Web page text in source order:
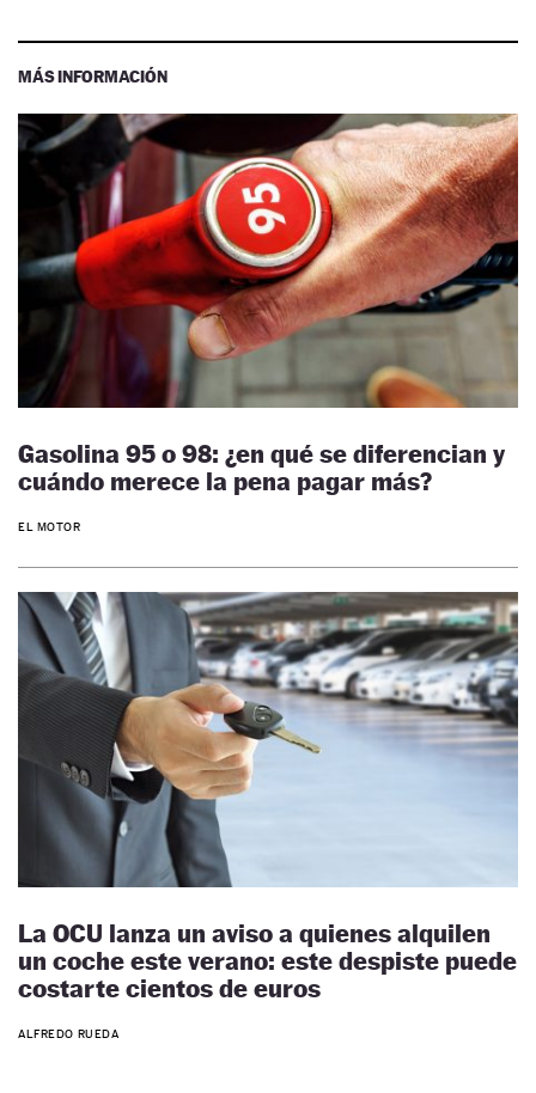
MÁS INFORMACIÓN
Gasolina 95 o 98: ¿en qué se diferencian y
cuándo merece la pena pagar más?
EL MOTOR
La OCU lanza un aviso a quienes alquilen
un coche este verano: este despiste puede
costarte cientos de euros
ALFREDO RUEDA